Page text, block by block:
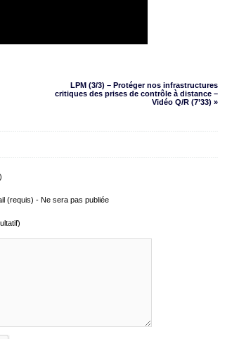
LPM (3/3) – Protéger nos infrastructures
critiques des prises de contrôle à distance –
Vidéo Q/R (7’33) »
(requis) - Ne sera pas publiée